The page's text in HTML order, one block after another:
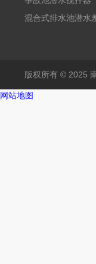
混合式排水池潜水
版权所有 © 2025
网站地图